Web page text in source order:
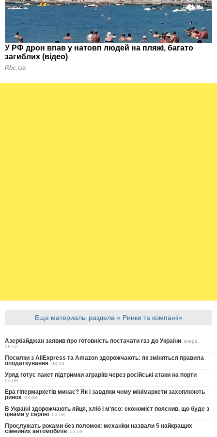
Еще материалы раздела « Ринки та компанії»
Азербайджан заявив про готовність постачати газ до України вчера,
18:52
Посилки з AliExpress та Amazon здорожчають: як зміняться правила
оподаткування 03.08
Уряд готує пакет підтримки аграріїв через російські атаки на порти
03.08
Ера гіпермаркетів минає? Як і завдяки чому мінімаркети захоплюють
ринок 03.08
В Україні здорожчають яйця, хліб і м'ясо: економіст пояснив, що буде з
цінами у серпні 03.08
Прослужать роками без поломок: механіки назвали 5 найкращих
сімейних автомобілів 02.08